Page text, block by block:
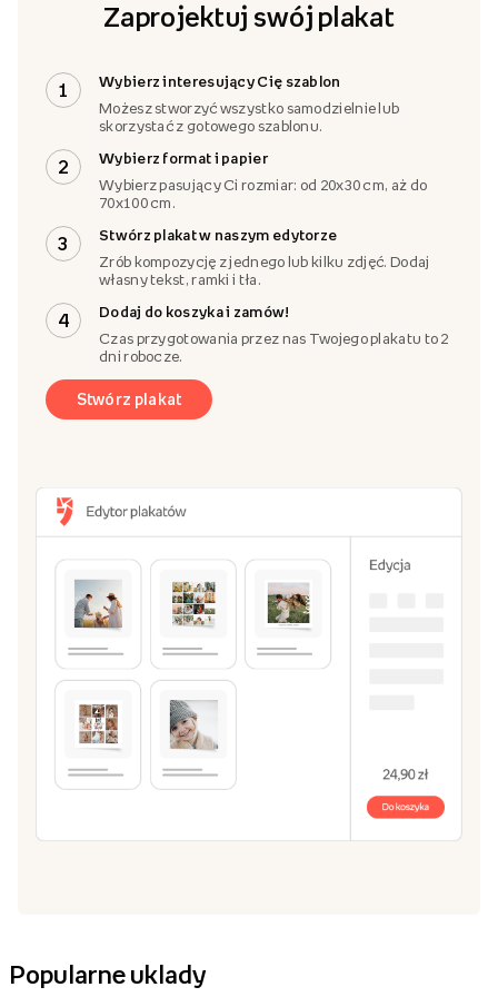
Zaprojektuj swój plakat
1
Wybierz interesujący Cię szablon
Możesz stworzyć wszystko samodzielnie lub
skorzystać z gotowego szablonu.
2
Wybierz format i papier
Wybierz pasujący Ci rozmiar: od 20x30 cm, aż do
70x100 cm.
3
Stwórz plakat w naszym edytorze
Zrób kompozycję z jednego lub kilku zdjęć. Dodaj
własny tekst, ramki i tła.
4
Dodaj do koszyka i zamów!
Czas przygotowania przez nas Twojego plakatu to 2
dni robocze.
Stwórz plakat
Popularne uklady